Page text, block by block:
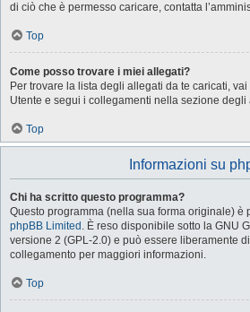
di ciò che è permesso caricare, contatta
Top
Come posso trovare i miei allegati?
Per trovare la lista degli allegati da te caricati,
Utente e segui i collegamenti nella sezione degli
Top
Informazioni su
Chi ha scritto questo programma?
Questo programma (nella sua forma originale) è
phpBB Limited . È reso disponibile sotto la GNU
versione 2 (GPL-2.0) e può essere liberamente
collegamento per maggiori informazioni.
Top